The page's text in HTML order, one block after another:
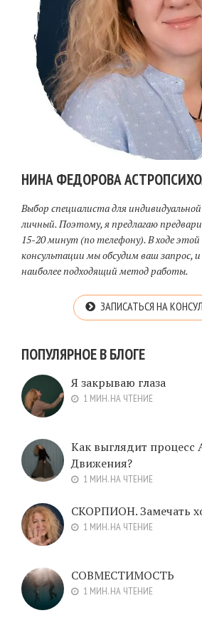
НИНА ФЕДОРОВА
Выбор специалиста для
личный. Поэтому, я предлагаю
15-20 минут (по телефону). В ходе
консультации мы обсудим ваш запрос,
наиболее подходящий метод работы.
ЗАПИСАТЬСЯ НА
ПОПУЛЯРНОЕ В БЛОГЕ
Я закрываю глаза
1 МИН. НА ЧТЕНИЕ
Как выглядит процесс
Движения?
1 МИН. НА ЧТЕНИЕ
СКОРПИОН. Замечать
1 МИН. НА ЧТЕНИЕ
СОВМЕСТИМОСТЬ
1 МИН. НА ЧТЕНИЕ